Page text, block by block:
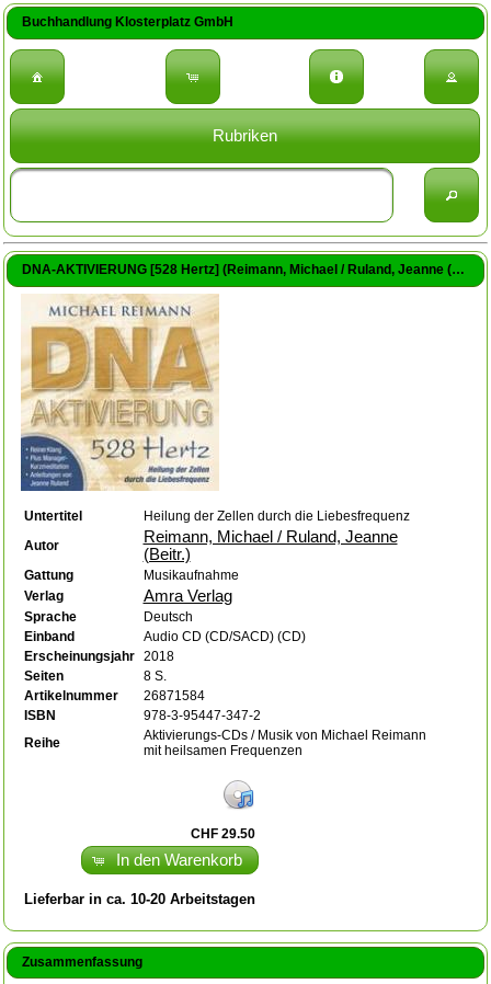
Buchhandlung Klosterplatz GmbH
Rubriken
DNA-AKTIVIERUNG [528 Hertz] (Reimann, Michael / Ruland, Jeanne (Beitr.))
Untertitel
Heilung der Zellen durch die Liebesfrequenz
Autor
Reimann, Michael / Ruland, Jeanne
(Beitr.)
Gattung
Musikaufnahme
Verlag
Amra Verlag
Sprache
Deutsch
Einband
Audio CD (CD/SACD) (CD)
Erscheinungsjahr
2018
Seiten
8 S.
Artikelnummer
26871584
ISBN
978-3-95447-347-2
Reihe
Aktivierungs-CDs / Musik von Michael Reimann
mit heilsamen Frequenzen
CHF 29.50
In den Warenkorb
Lieferbar in ca. 10-20 Arbeitstagen
Zusammenfassung